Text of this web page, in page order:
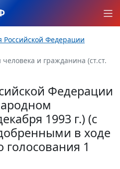
Российской Федерации
и гражданина (ст.ст.
Федерации
1993 г.) (с
в ходе
голосования 1